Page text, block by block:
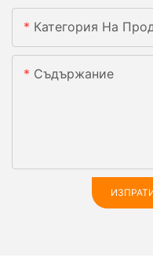
Категория На
Съдържание